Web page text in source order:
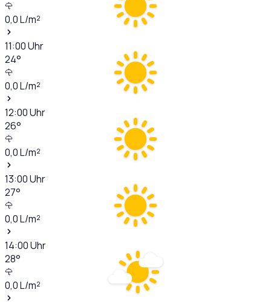
0,0L/m²
11:00Uhr
24°
0,0L/m²
12:00Uhr
26°
0,0L/m²
13:00Uhr
27°
0,0L/m²
14:00Uhr
28°
0,0L/m²